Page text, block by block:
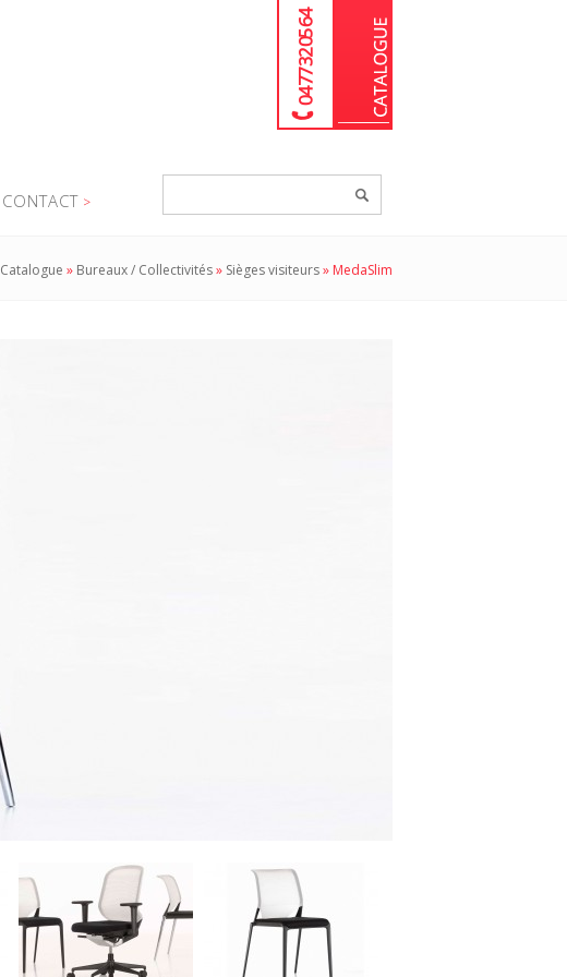
04 77 32 05 64
CONTACT
Catalogue » Bureaux / Collectivités» Sièges visiteurs» MedaSlim